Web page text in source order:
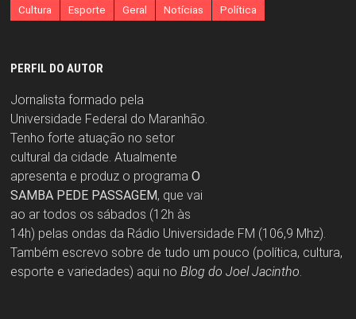
Cultura Esporte Geral Notícias Política
PERFIL DO AUTOR
Jornalista formado pela
Universidade Federal do Maranhão.
Tenho forte atuação no setor
cultural da cidade. Atualmente
apresenta e produz o programa O
SAMBA PEDE PASSAGEM, que vai
ao ar todos os sábados (12h às
14h) pelas ondas da Rádio Universidade FM (106,9 Mhz).
Também escrevo sobre de tudo um pouco (política, cultura,
esporte e variedades) aqui no Blog do Joel Jacintho.